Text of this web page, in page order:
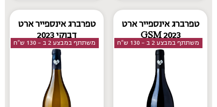
טפרברג אינספייר ארט
GSM 2023
משתתף במבצע 2 ב - 130 ש"ח
טפרברג אינספייר ארט
דבוקי 2023
משתתף במבצע 2 ב - 130 ש"ח